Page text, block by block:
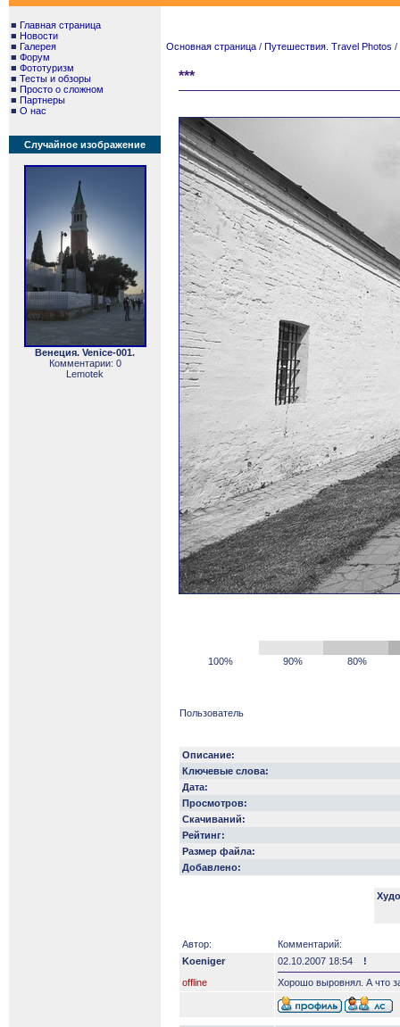
■ Главная страница
■ Новости
■ Галерея
■ Форум
■ Фототуризм
■ Тесты и обзоры
■ Просто о сложном
■ Партнеры
■ О нас
Случайное изображение
Венеция. Venice-001.
Комментарии: 0
Lemotek
Основная страница / Путешествия. Travel Photos /
***
100% 90% 80%
Пользователь
Описание:
Ключевые слова:
Дата:
Просмотров:
Скачиваний:
Рейтинг:
Размер файла:
Добавлено:
Автор:
Комментарий:
Koeniger
offline
02.10.2007 18:54
!
Хорошо выровнял. А что